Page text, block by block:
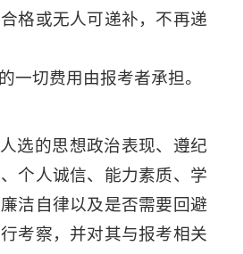
格或无人可递补，不再递
一切费用由报考者承担。
选的思想政治表现、遵纪
个人诚信、能力素质、学
洁自律以及是否需要回避
考察，并对其与报考相关